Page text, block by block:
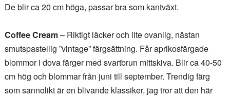
De blir ca 20 cm höga, passar bra som kantväxt.
Coffee Cream– Riktigt läcker och lite ovanlig, nästan
smutspastellig ”vintage” färgsättning. Får aprikosfärgade
blommor i dova färger med svartbrun mittskiva. Blir ca 40-50
cm hög och blommar från juni till september. Trendig färg
som sannolikt är en blivande klassiker, jag tror att den här